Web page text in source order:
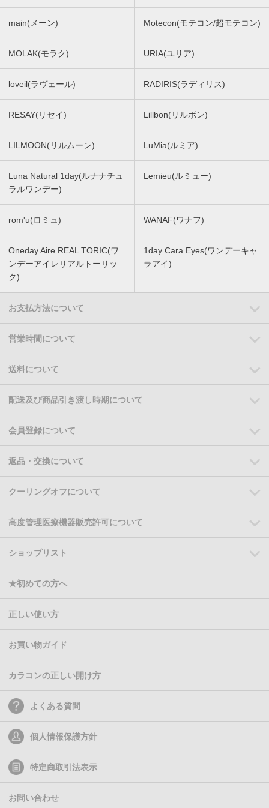
main(メーン) Motecon(モテコン/超モテコン)
MOLAK(モラク) URIA(ユリア)
loveil(ラヴェール) RADIRIS(ラディリス)
RESAY(リセイ) Lillbon(リルボン)
LILMOON(リルムーン) LuMia(ルミア)
Luna Natural 1day(ルナナチュ
ラルワンデー)
Lemieu(ルミュー)
rom'u(ロミュ) WANAF(ワナフ)
Oneday Aire REAL TORIC(ワ
ンデーアイレリアルトーリッ
ク)
1day Cara Eyes(ワンデーキャ
ラアイ)
お支払方法について
営業時間について
送料について
配送及び商品引き渡し時期について
会員登録について
返品・交換について
クーリングオフについて
高度管理医療機器販売許可について
ショップリスト
★初めての方へ
正しい使い方
お買い物ガイド
カラコンの正しい開け方
よくある質問
個人情報保護方針
特定商取引法表示
お問い合わせ